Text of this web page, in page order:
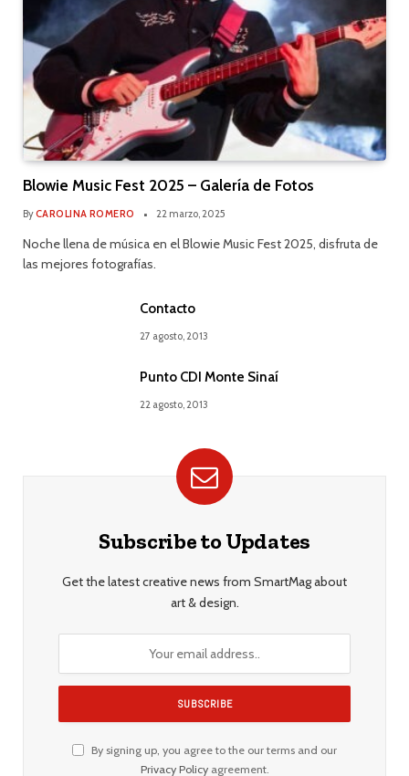
Blowie Music Fest 2025 – Galería de Fotos
ByCAROLINA ROMERO 22 marzo, 2025
Noche llena de música en el Blowie Music Fest 2025, disfruta de
las mejores fotografías.
Contacto
27 agosto, 2013
Punto CDI Monte Sinaí
22 agosto, 2013
Subscribe to Updates
Get the latest creative news from SmartMag about
art & design.
By signing up, you agree to the our terms and our
Privacy Policyagreement.